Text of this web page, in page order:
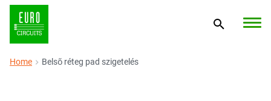
Home Belső réteg pad szigetelés